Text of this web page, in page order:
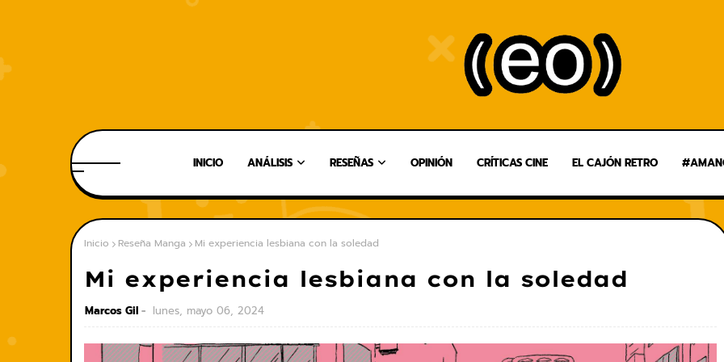
INICIO ANÁLISIS RESEÑAS OPINIÓN CRÍTICAS CINE EL CAJÓN RETRO
Inicio Reseña Manga Mi experiencia lesbiana con la soledad
Mi experiencia lesbiana con la soledad
Marcos Gil lunes, mayo 06, 2024